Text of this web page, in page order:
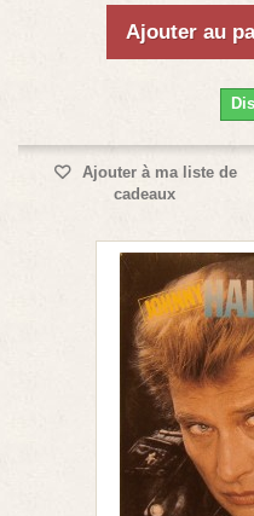
Ajouter au
Ajouter à ma liste de
cadeaux